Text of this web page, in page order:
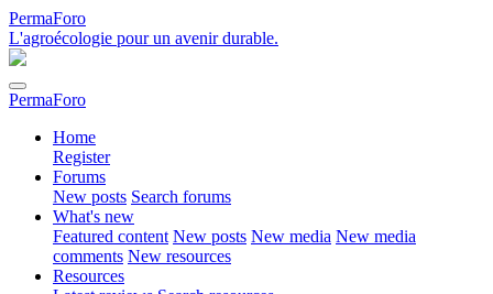
PermaForo
L'agroécologie pour un avenir durable.
PermaForo
Home
Register
Forums
New posts Search forums
What's new
Featured content New posts New media New media
comments New resources
Resources